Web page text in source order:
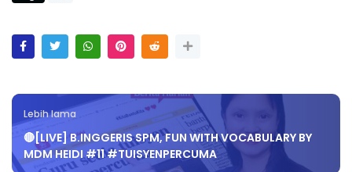
Lebih lama
🔴[LIVE] B.INGGERIS SPM, FUN WITH VOCABULARY BY
MDM HEIDI #11 #TUISYENPERCUMA